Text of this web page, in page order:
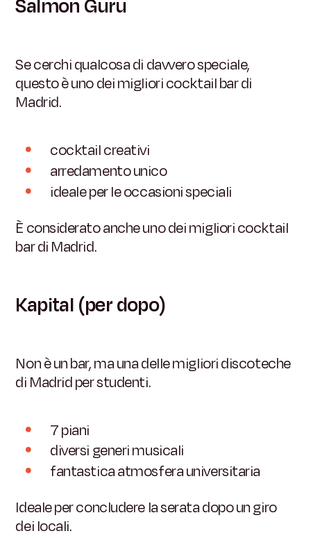
Salmon Guru
Se cerchi qualcosa di davvero speciale,
questo è uno dei migliori cocktail bar di
Madrid.
cocktail creativi
arredamento unico
ideale per le occasioni speciali
È considerato anche uno dei migliori cocktail
bar di Madrid.
Kapital (per dopo)
Non è un bar, ma una delle migliori discoteche
di Madrid per studenti.
7 piani
diversi generi musicali
fantastica atmosfera universitaria
Ideale per concludere la serata dopo un giro
dei locali.